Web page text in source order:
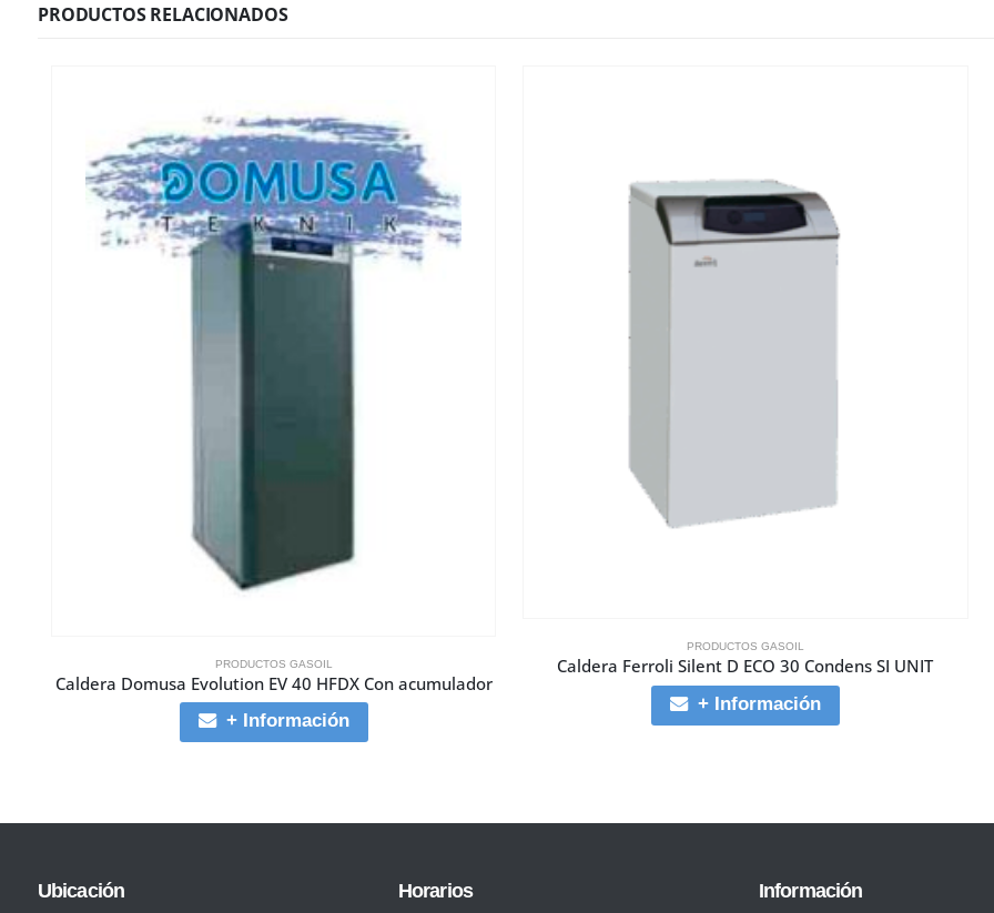
PRODUCTOS RELACIONADOS
PRODUCTOS GASOIL
Caldera Domusa Evolution EV 40 HFDX Con acumulador
+ Información
PRODUCTOS GASOIL
Caldera Ferroli Silent D ECO 30 Condens SI UNIT
+ Información
Ubicación Horarios Información